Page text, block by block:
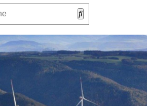
& Gemeinderat